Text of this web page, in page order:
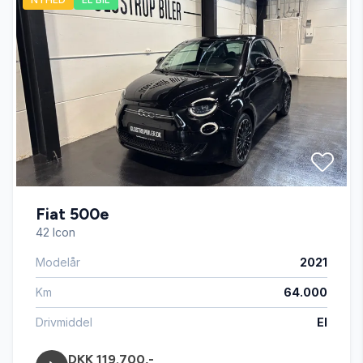
Automatisk lys
Blind vinkel detektion
Bluetooth
Buet lys
Delvis lædersæder
Digitalt cockpit
Dæktryksystem
Fiat 500e
42 Icon
Modelår 2021
Km 64.000
Drivmiddel El
DKK 119.700,-